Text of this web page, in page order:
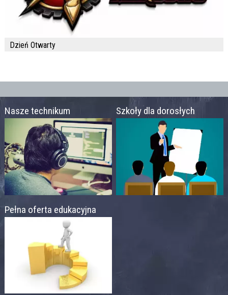
Dzień Otwarty
Nasze technikum Szkoły dla dorosłych
Pełna oferta edukacyjna